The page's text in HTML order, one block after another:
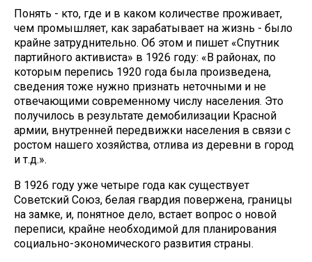
Понять - кто, где и в каком количестве проживает,
чем промышляет, как зарабатывает на жизнь - было
крайне затруднительно. Об этом и пишет «Спутник
партийного активиста» в 1926 году: «В районах, по
которым перепись 1920 года была произведена,
сведения тоже нужно признать неточными и не
отвечающими современному числу населения. Это
получилось в результате демобилизации Красной
армии, внутренней передвижки населения в связи с
ростом нашего хозяйства, отлива из деревни в город
и т.д.».
В 1926 году уже четыре года как существует
Советский Союз, белая гвардия повержена, границы
на замке, и, понятное дело, встает вопрос о новой
переписи, крайне необходимой для планирования
социально-экономического развития страны.